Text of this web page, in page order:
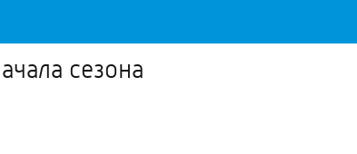
сезона